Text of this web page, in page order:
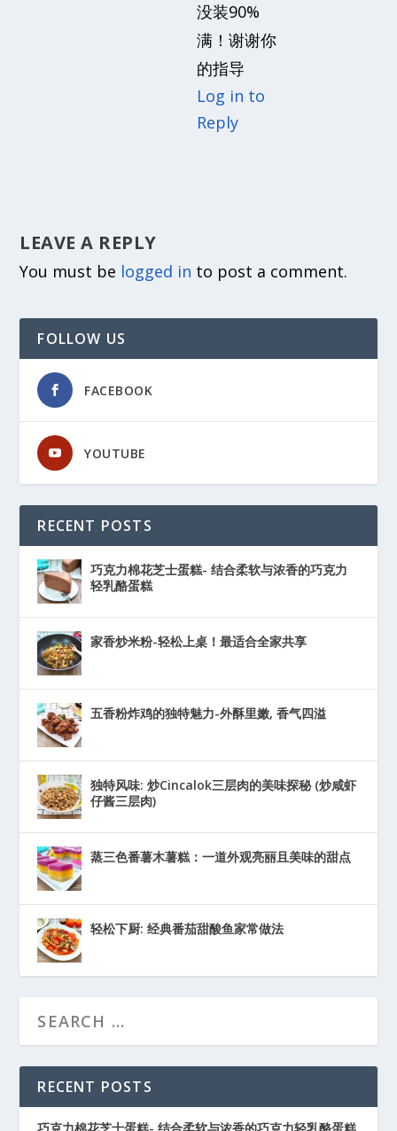
没装90%
满！谢谢你
的指导
Log in to
Reply
LEAVE A REPLY
You must be logged in to post a comment.
FOLLOW US
FACEBOOK
YOUTUBE
RECENT POSTS
巧克力棉花芝士蛋糕- 结合柔软与浓香的巧克力
轻乳酪蛋糕
家香炒米粉-轻松上桌！最适合全家共享
五香粉炸鸡的独特魅力-外酥里嫩, 香气四溢
独特风味: 炒Cincalok三层肉的美味探秘 (炒咸虾
仔酱三层肉)
蒸三色番薯木薯糕：一道外观亮丽且美味的甜点
轻松下厨: 经典番茄甜酸鱼家常做法
RECENT POSTS